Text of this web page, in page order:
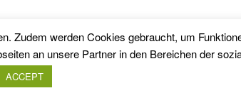
Zudem werden Cookies gebraucht, um
an unsere Partner in den Bereichen der
ACCEPT